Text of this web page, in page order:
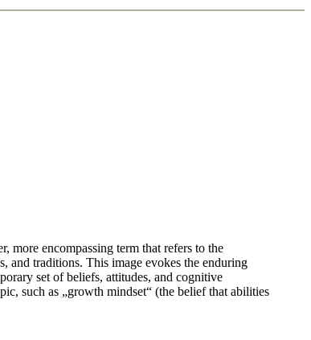
more encompassing term that refers to the
and traditions. This image evokes the enduring
set of beliefs, attitudes, and cognitive
such as „growth mindset“ (the belief that abilities